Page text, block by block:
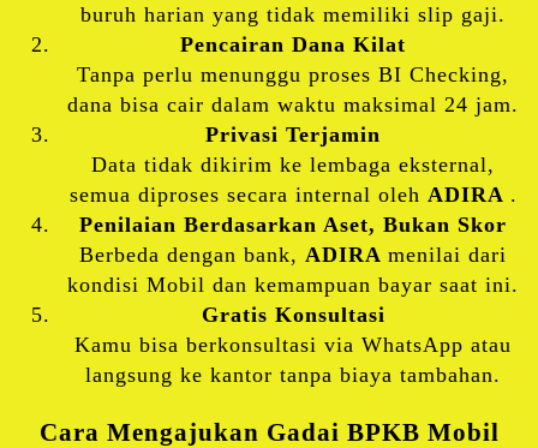
buruh harian yang tidak memiliki slip gaji.
Pencairan Dana Kilat
Tanpa perlu menunggu proses BI Checking,
dana bisa cair dalam waktu maksimal 24 jam.
Privasi Terjamin
Data tidak dikirim ke lembaga eksternal,
semua diproses secara internal oleh ADIRA .
Penilaian Berdasarkan Aset, Bukan Skor
Berbeda dengan bank, ADIRA menilai dari
kondisi Mobil dan kemampuan bayar saat ini.
Gratis Konsultasi
Kamu bisa berkonsultasi via WhatsApp atau
langsung ke kantor tanpa biaya tambahan.
Cara Mengajukan Gadai BPKB Mobil